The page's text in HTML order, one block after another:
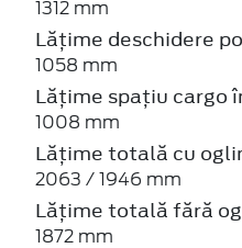
1312 mm
Lățime deschidere
1058 mm
Lățime spațiu cargo
1008 mm
Lățime totală cu
2063 / 1946 mm
Lățime totală fără
1872 mm